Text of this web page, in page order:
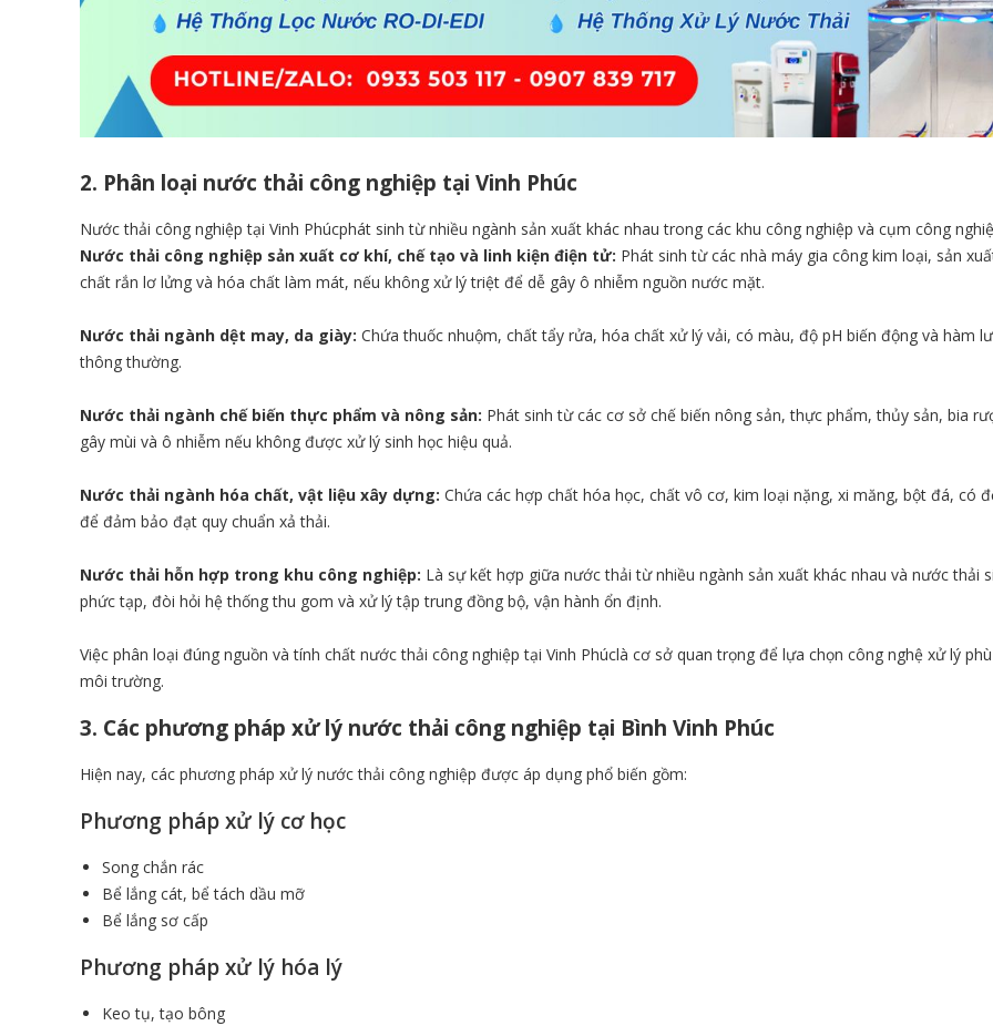
2. Phân loại nước thải công nghiệp tại Vinh Phúc
Nước thải công nghiệp tại Vinh Phúcphát sinh từ nhiều ngành sản xuất khác nhau trong các khu công nghiệp và cụm công
Nước thải công nghiệp sản xuất cơ khí, chế tạo và linh kiện điện tử: Phát sinh từ các nhà máy gia công kim loại, sản
chất rắn lơ lửng và hóa chất làm mát, nếu không xử lý triệt để dễ gây ô nhiễm nguồn nước mặt.
Nước thải ngành dệt may, da giày: Chứa thuốc nhuộm, chất tẩy rửa, hóa chất xử lý vải, có màu, độ pH biến động và hàm
thông thường.
Nước thải ngành chế biến thực phẩm và nông sản: Phát sinh từ các cơ sở chế biến nông sản, thực phẩm, thủy sản, bia
gây mùi và ô nhiễm nếu không được xử lý sinh học hiệu quả.
Nước thải ngành hóa chất, vật liệu xây dựng: Chứa các hợp chất hóa học, chất vô cơ, kim loại nặng, xi măng, bột đá, có
để đảm bảo đạt quy chuẩn xả thải.
Nước thải hỗn hợp trong khu công nghiệp: Là sự kết hợp giữa nước thải từ nhiều ngành sản xuất khác nhau và nước
phức tạp, đòi hỏi hệ thống thu gom và xử lý tập trung đồng bộ, vận hành ổn định.
Việc phân loại đúng nguồn và tính chất nước thải công nghiệp tại Vinh Phúclà cơ sở quan trọng để lựa chọn công nghệ xử lý
môi trường.
3. Các phương pháp xử lý nước thải công nghiệp tại Bình Vinh Phúc
Hiện nay, các phương pháp xử lý nước thải công nghiệp được áp dụng phổ biến gồm:
Phương pháp xử lý cơ học
Song chắn rác
Bể lắng cát, bể tách dầu mỡ
Bể lắng sơ cấp
Phương pháp xử lý hóa lý
Keo tụ, tạo bông